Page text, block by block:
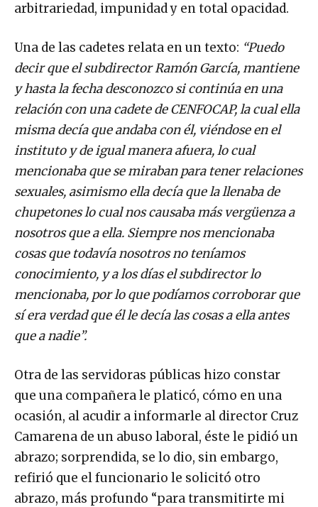
arbitrariedad, impunidad y en total opacidad.
Una de las cadetes relata en un texto: “Puedo
decir que el subdirector Ramón García, mantiene
y hasta la fecha desconozco si continúa en una
relación con una cadete de CENFOCAP, la cual ella
misma decía que andaba con él, viéndose en el
instituto y de igual manera afuera, lo cual
mencionaba que se miraban para tener relaciones
sexuales, asimismo ella decía que la llenaba de
chupetones lo cual nos causaba más vergüenza a
nosotros que a ella. Siempre nos mencionaba
cosas que todavía nosotros no teníamos
conocimiento, y a los días el subdirector lo
mencionaba, por lo que podíamos corroborar que
sí era verdad que él le decía las cosas a ella antes
que a nadie”.
Otra de las servidoras públicas hizo constar
que una compañera le platicó, cómo en una
ocasión, al acudir a informarle al director Cruz
Camarena de un abuso laboral, éste le pidió un
abrazo; sorprendida, se lo dio, sin embargo,
refirió que el funcionario le solicitó otro
abrazo, más profundo “para transmitirte mi